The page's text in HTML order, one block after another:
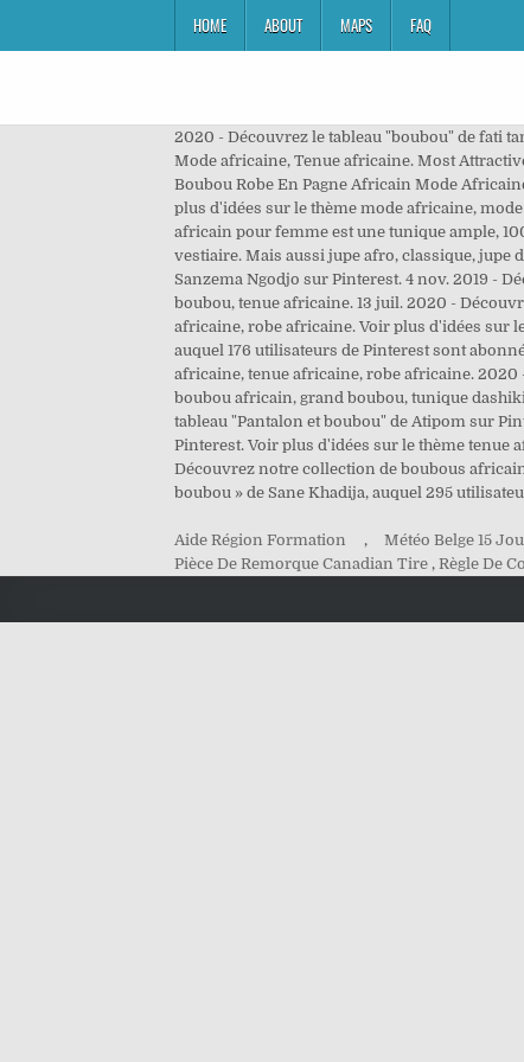
HOME ABOUT MAPS FAQ
2020 - Découvrez le tableau "boubou" de fati
Mode africaine, Tenue africaine. Most
Boubou Robe En Pagne Africain Mode
plus d'idées sur le thème mode africaine,
africain pour femme est une tunique ample,
vestiaire. Mais aussi jupe afro, classique, jupe
Sanzema Ngodjo sur Pinterest. 4 nov. 2019 -
boubou, tenue africaine. 13 juil. 2020 -
africaine, robe africaine. Voir plus d'idées sur
auquel 176 utilisateurs de Pinterest sont
africaine, tenue africaine, robe africaine. 2020
boubou africain, grand boubou, tunique
tableau "Pantalon et boubou" de Atipom sur
Pinterest. Voir plus d'idées sur le thème
Découvrez notre collection de boubous
boubou » de Sane Khadija, auquel 295
Aide Région Formation , Météo Belge 15
Pièce De Remorque Canadian Tire , Règle De